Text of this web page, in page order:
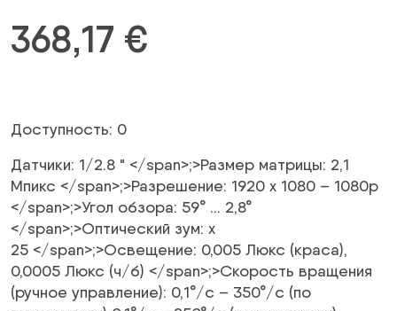
368,17 €
Доступность: 0
Датчики: 1/2.8 " </span>;>Размер матрицы: 2,1
Мпикс </span>;>Разрешение: 1920 x 1080 – 1080p
</span>;>Угол обзора: 59° … 2,8°
</span>;>Оптический зум: х
25 </span>;>Освещение: 0,005 Люкс (краса),
0,0005 Люкс (ч/б) </span>;>Скорость вращения
(ручное управление): 0,1°/с – 350°/с (по